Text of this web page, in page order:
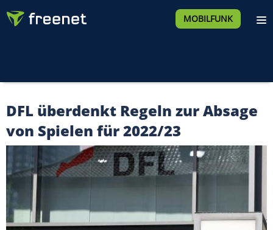
MOBILFUNK
DFL überdenkt Regeln zur Absage
von Spielen für 2022/23